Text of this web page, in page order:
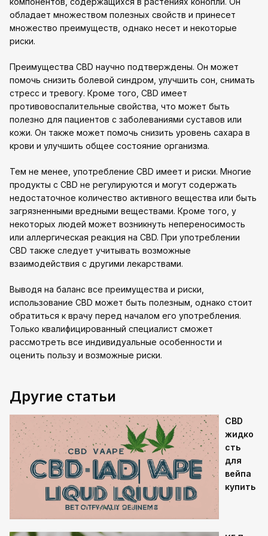
обладает множеством полезных свойств и принесет
множество преимуществ, однако несет и некоторые
риски.
Преимущества CBD научно подтверждены. Он может
помочь снизить болевой синдром, улучшить сон, снимать
стресс и тревогу. Кроме того, CBD имеет
противовоспалительные свойства, что может быть
полезно для пациентов с заболеваниями суставов или
кожи. Он также может помочь снизить уровень сахара в
крови и улучшить общее состояние организма.
Тем не менее, употребление CBD имеет и риски. Многие
продукты с CBD не регулируются и могут содержать
недостаточное количество активного вещества или быть
загрязненными вредными веществами. Кроме того, у
некоторых людей может возникнуть непереносимость
или аллергическая реакция на CBD. При употреблении
CBD также следует учитывать возможные
взаимодействия с другими лекарствами.
Выводя на баланс все преимущества и риски,
использование CBD может быть полезным, однако стоит
обратиться к врачу перед началом его употребления.
Только квалифицированный специалист сможет
рассмотреть все индивидуальные особенности и
оценить пользу и возможные риски.
Другие статьи
CBD
жидко
сть
для
вейпа
купить